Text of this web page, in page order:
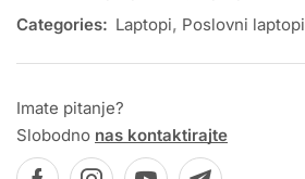
Categories: Laptopi, Poslovni laptopi
Imate pitanje?
Slobodno nas kontaktirajte